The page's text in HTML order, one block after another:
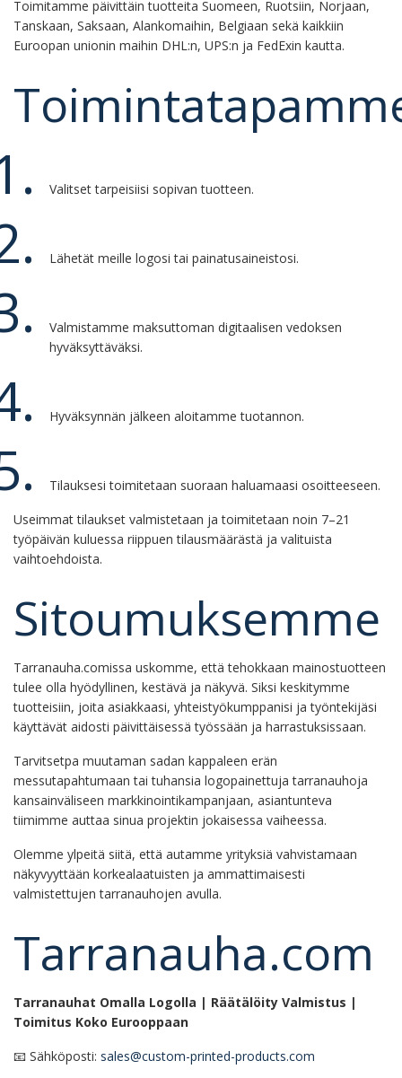
Toimitamme päivittäin tuotteita Suomeen, Ruotsiin, Norjaan,
Tanskaan, Saksaan, Alankomaihin, Belgiaan sekä kaikkiin
Euroopan unionin maihin DHL:n, UPS:n ja FedExin kautta.
Valitset tarpeisiisi sopivan tuotteen.
Lähetät meille logosi tai painatusaineistosi.
Valmistamme maksuttoman digitaalisen vedoksen
hyväksyttäväksi.
Hyväksynnän jälkeen aloitamme tuotannon.
Tilauksesi toimitetaan suoraan haluamaasi osoitteeseen.
Useimmat tilaukset valmistetaan ja toimitetaan noin 7–21
työpäivän kuluessa riippuen tilausmäärästä ja valituista
vaihtoehdoista.
Sitoumuksemme
Tarranauha.comissa uskomme, että tehokkaan mainostuotteen
tulee olla hyödyllinen, kestävä ja näkyvä. Siksi keskitymme
tuotteisiin, joita asiakkaasi, yhteistyökumppanisi ja työntekijäsi
käyttävät aidosti päivittäisessä työssään ja harrastuksissaan.
Tarvitsetpa muutaman sadan kappaleen erän
messutapahtumaan tai tuhansia logopainettuja tarranauhoja
kansainväliseen markkinointikampanjaan, asiantunteva
tiimimme auttaa sinua projektin jokaisessa vaiheessa.
Olemme ylpeitä siitä, että autamme yrityksiä vahvistamaan
näkyvyyttään korkealaatuisten ja ammattimaisesti
valmistettujen tarranauhojen avulla.
Tarranauha.com
Tarranauhat Omalla Logolla | Räätälöity Valmistus |
Toimitus Koko Eurooppaan
📧 Sähköposti: sales@custom-printed-products.com